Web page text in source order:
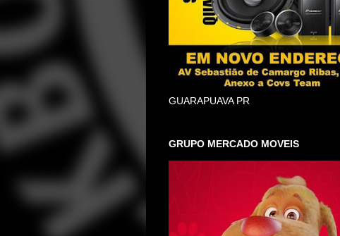
GUARAPUAVA PR
GRUPO MERCADO MOVEIS